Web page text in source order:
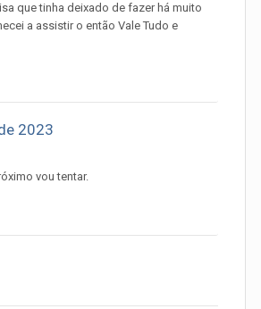
que tinha deixado de fazer há muito
a assistir o então Vale Tudo e
2023
vou tentar.